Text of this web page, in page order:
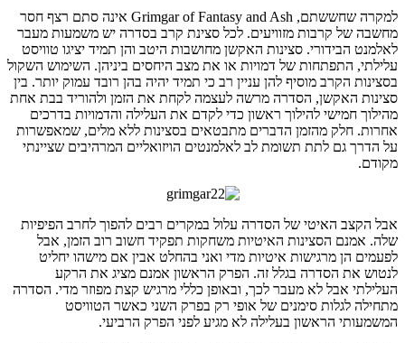
למקרה שחששתם, Grimgar of Fantasy and Ash אינה סתם רצף חסר
מחשבה של קרבות מזוויעים. לכל סצינת קרב בסדרה יש משמעות מעבר
לאלמנט הבידורי. סצינות האקשן מחושבות היטב והן תמיד יציגו טוויסט
עלילתי, התפתחות של דמויות או את מצב היחסים ביניהן. השימוש השקול
בסצינות הקרב מוסיף להן עניין רב כי תמיד יהיה בהן רובד עמוק יותר. בין
סצינות האקשן, הסדרה מרשה לעצמה לקחת את הזמן ולהוריד בבת אחת
מהילוך חמישי להילוך ראשון כדי לקדם את העלילה והדמויות בדרכים
אחרות. חלק מהזמן הדברים מתבטאים בסצינות ללא מלים, שמאפשרות
על הדרך גם לתת תשומת לב לאלמנטים הויזואליים המרהיבים שציינתי
מקודם.
אבל הקצב האיטי של הסדרה עלול במקרים רבים להפוך לחרב הפיפיות
שלה. אמנם הסצינות האיטיות משחקות תפקיד חשוב רוב הזמן, אבל
לפעמים הן מרגישות איטיות מדי ואני בהחלט אבין אם מישהו יחליט
לנטוש את הסדרה בגלל זה. הפרק הראשון אמנם מציג את הרקע
העלילתי אבל לא מעבר לכך, ובאופן כללי מרגיש קצת מפוזר מדי. הסדרה
מתחילה לגלות סימנים של אופי רק בפרק השני כאשר הטוויסט
המשמעותי הראשון בעלילה לא מגיע לפני הפרק הרביעי.